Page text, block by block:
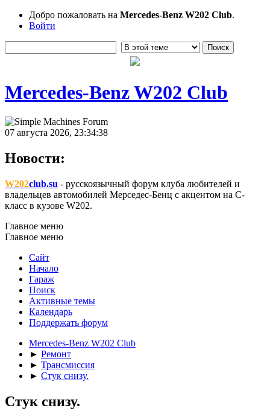
Добро пожаловать на Mercedes-Benz W202 Club.
Войти
Mercedes-Benz W202 Club
07 августа 2026, 23:34:38
Новости:
W202club.su - русскоязычный форум клуба любителей и
владельцев автомобилей Мерседес-Бенц с акцентом на C-
класс в кузове W202.
Главное меню
Главное меню
Сайт
Начало
Гараж
Поиск
Активные темы
Календарь
Поддержать форум
Mercedes-Benz W202 Club
► Ремонт
► Трансмиссия
► Стук снизу.
Стук снизу.